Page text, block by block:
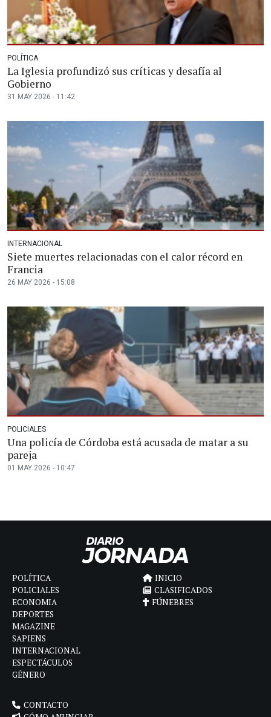
POLÍTICA
La Iglesia profundizó sus críticas y desafía al
Gobierno
31 MAY 2026 - 11:42
INTERNACIONAL
Siete muertes relacionadas con el calor récord en
Francia
26 MAY 2026 - 15:08
POLICIALES
Una policía de Córdoba está acusada de matar a su
pareja
01 MAY 2026 - 10:47
POLÍTICA
POLICIALES
ECONOMIA
DEPORTES
MAGAZINE
SAPIENS
INTERNACIONAL
ESPECTÁCULOS
GÉNERO
INICIO
CLASIFICADOS
FÚNEBRES
CONTACTO